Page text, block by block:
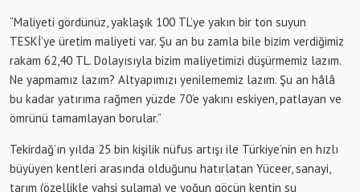
“Maliyeti gördünüz, yaklaşık 100 TL’ye yakın bir ton suyun
TESKİ’ye üretim maliyeti var. Şu an bu zamla bile bizim verdiğimiz
rakam 62,40 TL. Dolayısıyla bizim maliyetimizi düşürmemiz lazım.
Ne yapmamız lazım? Altyapımızı yenilememiz lazım. Şu an hâlâ
bu kadar yatırıma rağmen yüzde 70’e yakını eskiyen, patlayan ve
ömrünü tamamlayan borular.”
Tekirdağ’ın yılda 25 bin kişilik nüfus artışı ile Türkiye’nin en hızlı
büyüyen kentleri arasında olduğunu hatırlatan Yüceer, sanayi,
tarım (özellikle vahşi sulama) ve yoğun göçün kentin su